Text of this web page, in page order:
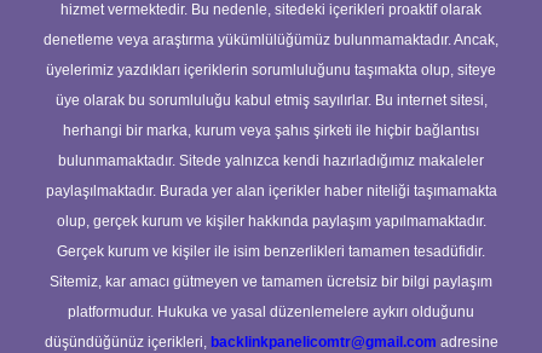
hizmet vermektedir. Bu nedenle, sitedeki içerikleri proaktif olarak
denetleme veya araştırma yükümlülüğümüz bulunmamaktadır. Ancak,
üyelerimiz yazdıkları içeriklerin sorumluluğunu taşımakta olup, siteye
üye olarak bu sorumluluğu kabul etmiş sayılırlar. Bu internet sitesi,
herhangi bir marka, kurum veya şahıs şirketi ile hiçbir bağlantısı
bulunmamaktadır. Sitede yalnızca kendi hazırladığımız makaleler
paylaşılmaktadır. Burada yer alan içerikler haber niteliği taşımamakta
olup, gerçek kurum ve kişiler hakkında paylaşım yapılmamaktadır.
Gerçek kurum ve kişiler ile isim benzerlikleri tamamen tesadüfidir.
Sitemiz, kar amacı gütmeyen ve tamamen ücretsiz bir bilgi paylaşım
platformudur. Hukuka ve yasal düzenlemelere aykırı olduğunu
düşündüğünüz içerikleri, backlinkpanelicomtr@gmail.com adresine